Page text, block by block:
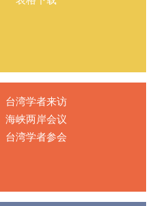
台湾学者来访
海峡两岸会议
台湾学者参会